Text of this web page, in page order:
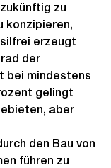
zu
konzipieren,
erzeugt
der
bei mindestens
gelingt
aber
den Bau von
führen zu